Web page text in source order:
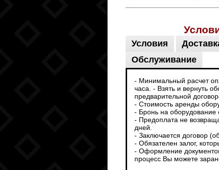
Условия
Обслуживание
- Минимальный расчет
часа. - Взять и вернуть
предварительной
- Стоимость аренды
- Бронь на оборудование
- Предоплата не
дней.
- Заключается договор
- Обязателен залог,
- Оформление
процесс Вы можете